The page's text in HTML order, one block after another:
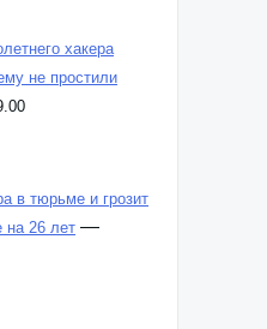
хакера
не простили
в тюрьме и грозит
на 26 лет —